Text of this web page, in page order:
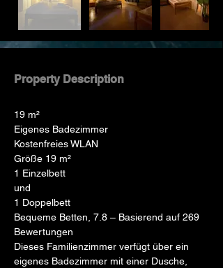
Property Description
19 m²
Eigenes Badezimmer
Kostenfreies WLAN
Größe 19 m²
1 Einzelbett
und
1 Doppelbett
Bequeme Betten, 7.8 – Basierend auf 269
Bewertungen
Dieses Familienzimmer verfügt über ein
eigenes Badezimmer mit einer Dusche,